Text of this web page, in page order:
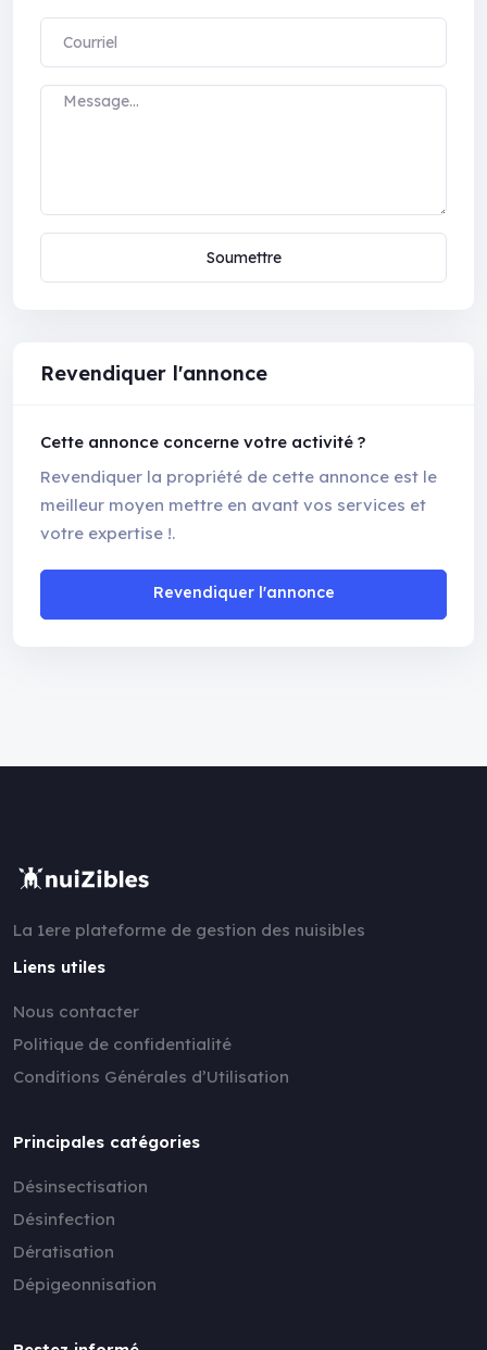
Soumettre
Revendiquer l'annonce
Cette annonce concerne votre activité ?
Revendiquer la propriété de cette annonce est le
meilleur moyen mettre en avant vos services et
votre expertise !.
Revendiquer l'annonce
La 1ere plateforme de gestion des nuisibles
Liens utiles
Nous contacter
Politique de confidentialité
Conditions Générales d’Utilisation
Principales catégories
Désinsectisation
Désinfection
Dératisation
Dépigeonnisation